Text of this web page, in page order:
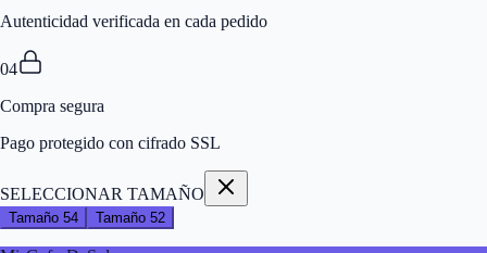
Autenticidad verificada en cada pedido
04
Compra segura
Pago protegido con cifrado SSL
SELECCIONAR TAMAÑO
Tamaño 54 Tamaño 52